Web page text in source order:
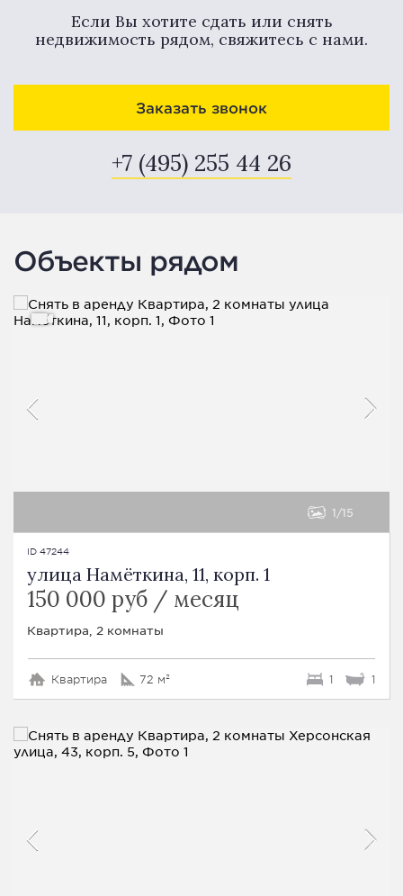
Если Вы хотите сдать или снять
недвижимость рядом, свяжитесь с нами.
Заказать звонок
+7 (495) 255 44 26
Объекты рядом
1 15
ID 47244
улица Намёткина, 11, корп. 1
150 000 руб / месяц
Квартира, 2 комнаты
Квартира 72 м² 1 1